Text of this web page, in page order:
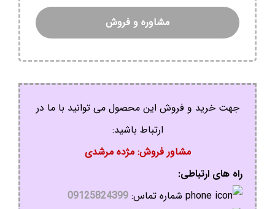
مشاوره و فروش
جهت خرید و فروش این محصول می توانید با ما در
ارتباط باشید:
مشاور فروش: مژده مرشدی
راه های ارتباطی:
شماره تماس: 09125824399